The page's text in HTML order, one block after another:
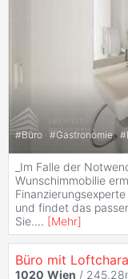
#Büro #Gastronomie #
_Im Falle der
Wunschimmobilie
und findet das
Sie.... [Mehr]
Büro mit
1020 Wien /